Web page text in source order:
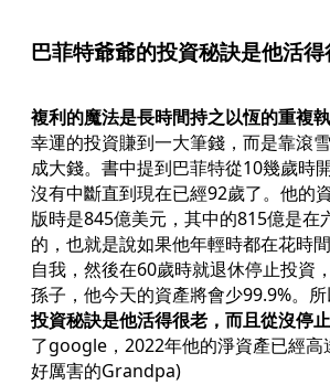
巴菲特爺爺的投資秘訣是他活
複利的魔法是長時間持之以恆的重複
幸運的投資賺到一大筆錢，而是靠滾
成大錢。書中提到巴菲特從10幾歲時
沒有中斷直到現在已經92歲了。他的
版時是845億美元，其中的815億是在
的，也就是說如果他年輕時都在花時
自我，然後在60歲時就退休停止投資
孫子，他今天的資產將會少99.9%。
投資秘訣是他活得很老，而且從沒停止
了google，2022年他的淨資產已經高
好厲害的Grandpa)